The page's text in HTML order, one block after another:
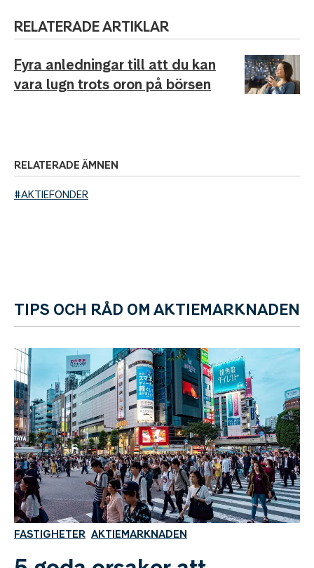
RELATERADE ARTIKLAR
Fyra anledningar till att du kan
vara lugn trots oron på börsen
RELATERADE ÄMNEN
#AKTIEFONDER
TIPS OCH RÅD OM AKTIEMARKNADEN
FASTIGHETER AKTIEMARKNADEN